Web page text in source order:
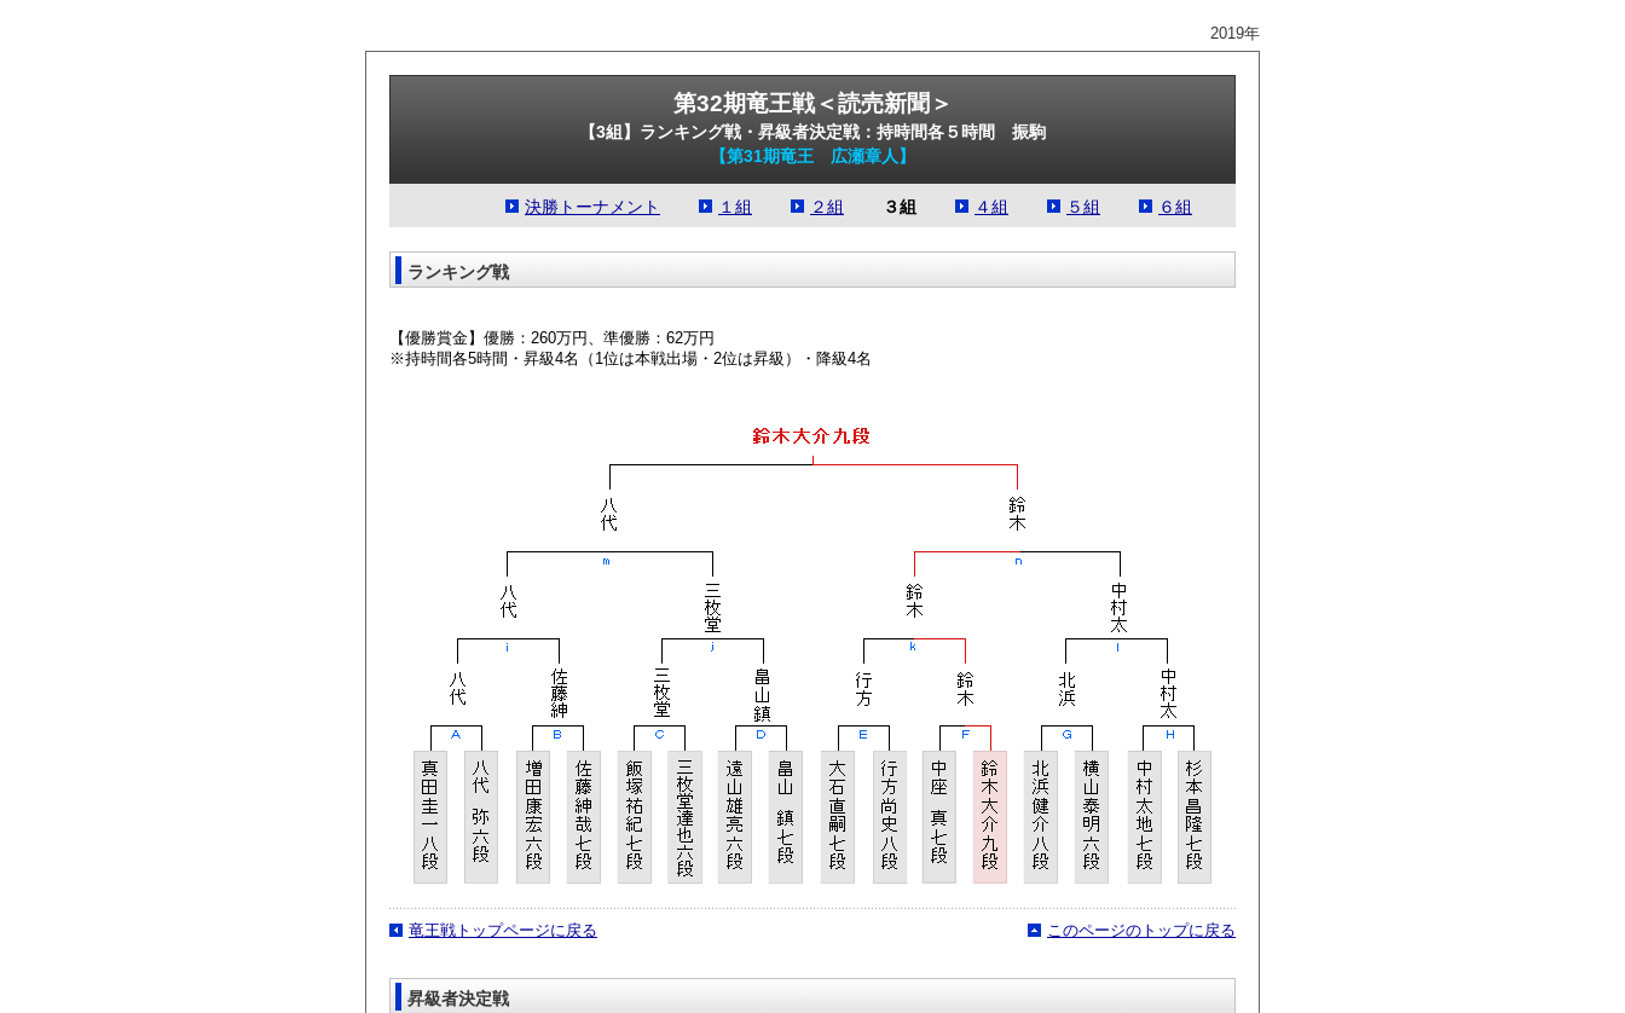
2019年
第32期竜王戦＜読売新聞＞
【3組】ランキング戦・昇級者決定戦：持時間各５時間 振駒
【第31期竜王 広瀬章人】
決勝トーナメント １組 ２組 ３組 ４組 ５組 ６組
ランキング戦
【優勝賞金】優勝：260万円、準優勝：62万円
※持時間各5時間・昇級4名（1位は本戦出場・2位は昇級）・降級4名
竜王戦トップページに戻る このページのトップに戻る
昇級者決定戦